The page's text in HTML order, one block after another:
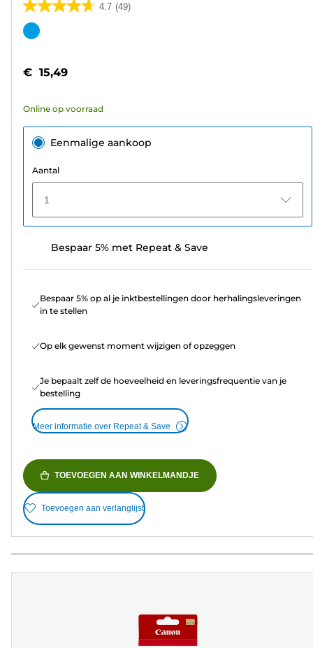
4.7 (49)
4.7
van
sterren.
beoordelingen
Kleurencartridge
€ 15,49
Online op voorraad
Eenmalige aankoop
Aantal
1
Bespaar 5% met Repeat & Save
Bespaar 5% op al je inktbestellingen door herhalingsleveringen
in te stellen
Op elk gewenst moment wijzigen of opzeggen
Je bepaalt zelf de hoeveelheid en leveringsfrequentie van je
bestelling
Meer informatie over Repeat & Save
TOEVOEGEN AAN WINKELMANDJE
Toevoegen aan verlanglijst